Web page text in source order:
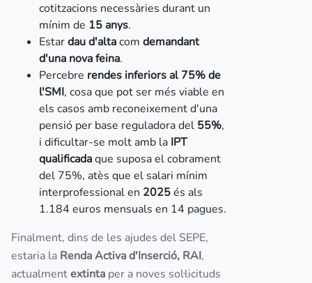
cotitzacions necessàries durant un
mínim de 15 anys.
Estardau d'altacom demandant
d'una nova feina.
Percebre rendes inferiors al 75% de
l'SMI, cosa que pot ser més viable en
els casos amb reconeixement d'una
pensió per base reguladora del 55%,
i dificultar-se molt amb la IPT
qualificadaque suposa el cobrament
del 75%, atès que el salari mínim
interprofessional en 2025és als
1.184 euros mensuals en 14 pagues.
Finalment, dins de les ajudes del SEPE,
estaria la Renda Activa d'Inserció, RAI,
actualmentextinta per a noves sol·licituds